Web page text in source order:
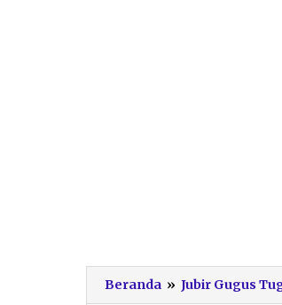
Beranda » Jubir Gugus